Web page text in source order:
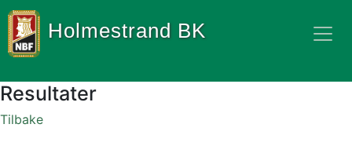
Holmestrand BK
Resultater
Tilbake